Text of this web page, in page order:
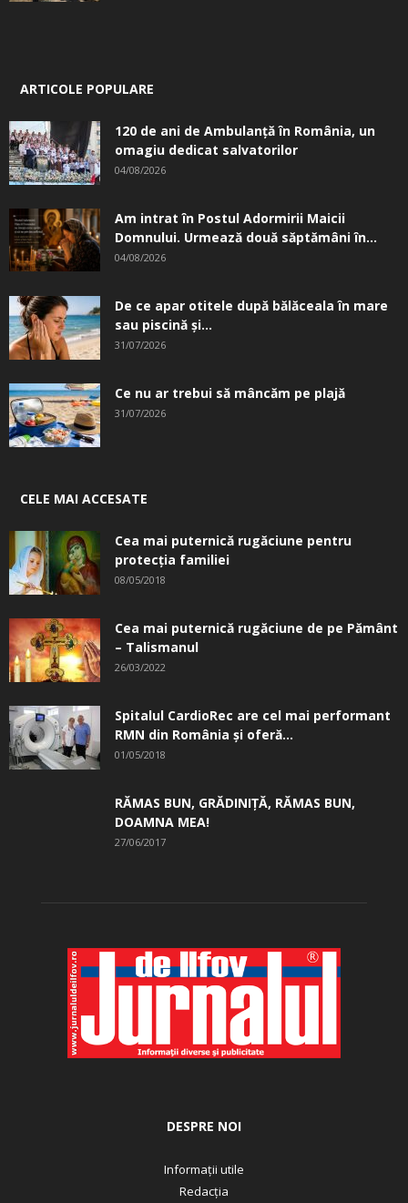
ARTICOLE POPULARE
120 de ani de Ambulanță în România, un
omagiu dedicat salvatorilor
04/08/2026
Am intrat în Postul Adormirii Maicii
Domnului. Urmează două săptămâni în...
04/08/2026
De ce apar otitele după bălăceala în mare
sau piscină și...
31/07/2026
Ce nu ar trebui să mâncăm pe plajă
31/07/2026
CELE MAI ACCESATE
Cea mai puternică rugăciune pentru
protecția familiei
08/05/2018
Cea mai puternică rugăciune de pe Pământ
– Talismanul
26/03/2022
Spitalul CardioRec are cel mai performant
RMN din România și oferă...
01/05/2018
RĂMAS BUN, GRĂDINIŢĂ, ­RĂMAS BUN,
DOAMNA MEA!
27/06/2017
DESPRE NOI
Informații utile
Redacția